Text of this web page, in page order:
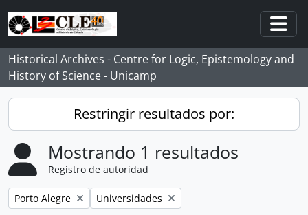
Skip to main content
Historical Archives - Centre for Logic, Epistemology and
History of Science - Unicamp
Restringir resultados por:
Mostrando 1 resultados
Registro de autoridad
Remove filter:
Porto Alegre Remove filter:
Universidades